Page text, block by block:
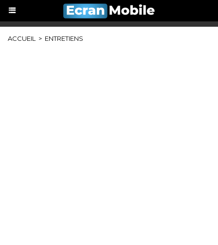
ACCUEIL > ENTRETIENS